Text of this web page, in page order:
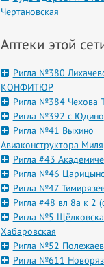
Чертановская
Аптеки этой
Ригла №380
КОНФИТЮР
Ригла №384 Чехова
Ригла №392 с Юдино
Ригла №41 Выхино
Авиаконструктора Миля
Ригла #43
Ригла №46
Ригла №47
Ригла #48 вл 8а к 2
Ригла №5
Хабаровская
Ригла №52
Ригла №611